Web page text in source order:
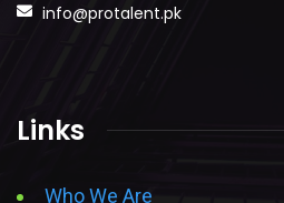
info@protalent.pk
Links
Who We Are